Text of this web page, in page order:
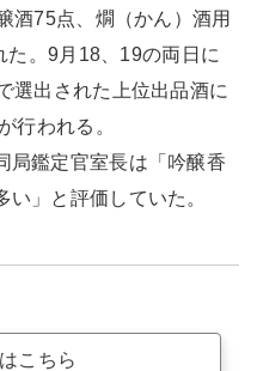
酒75点、燗（かん）酒用
。9月18、19の両日に
選出された上位出品酒に
行われる。
局鑑定官室長は「吟醸香
」と評価していた。
こちら